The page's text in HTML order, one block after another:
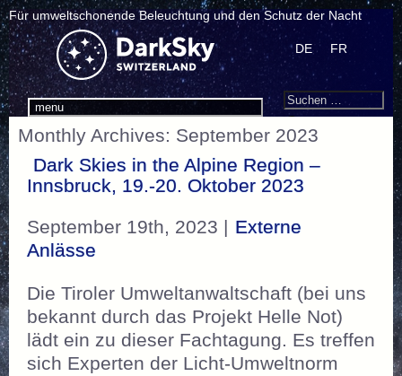
Für umweltschonende Beleuchtung und den Schutz der Nacht
menu
DE FR
Search
Suchen
Monthly Archives: September 2023
Dark Skies in the Alpine Region –
Innsbruck, 19.-20. Oktober 2023
September 19th, 2023 | Externe
Anlässe
Die Tiroler Umweltanwaltschaft (bei uns
bekannt durch das Projekt Helle Not)
lädt ein zu dieser Fachtagung. Es treffen
sich Experten der Licht-Umweltnorm